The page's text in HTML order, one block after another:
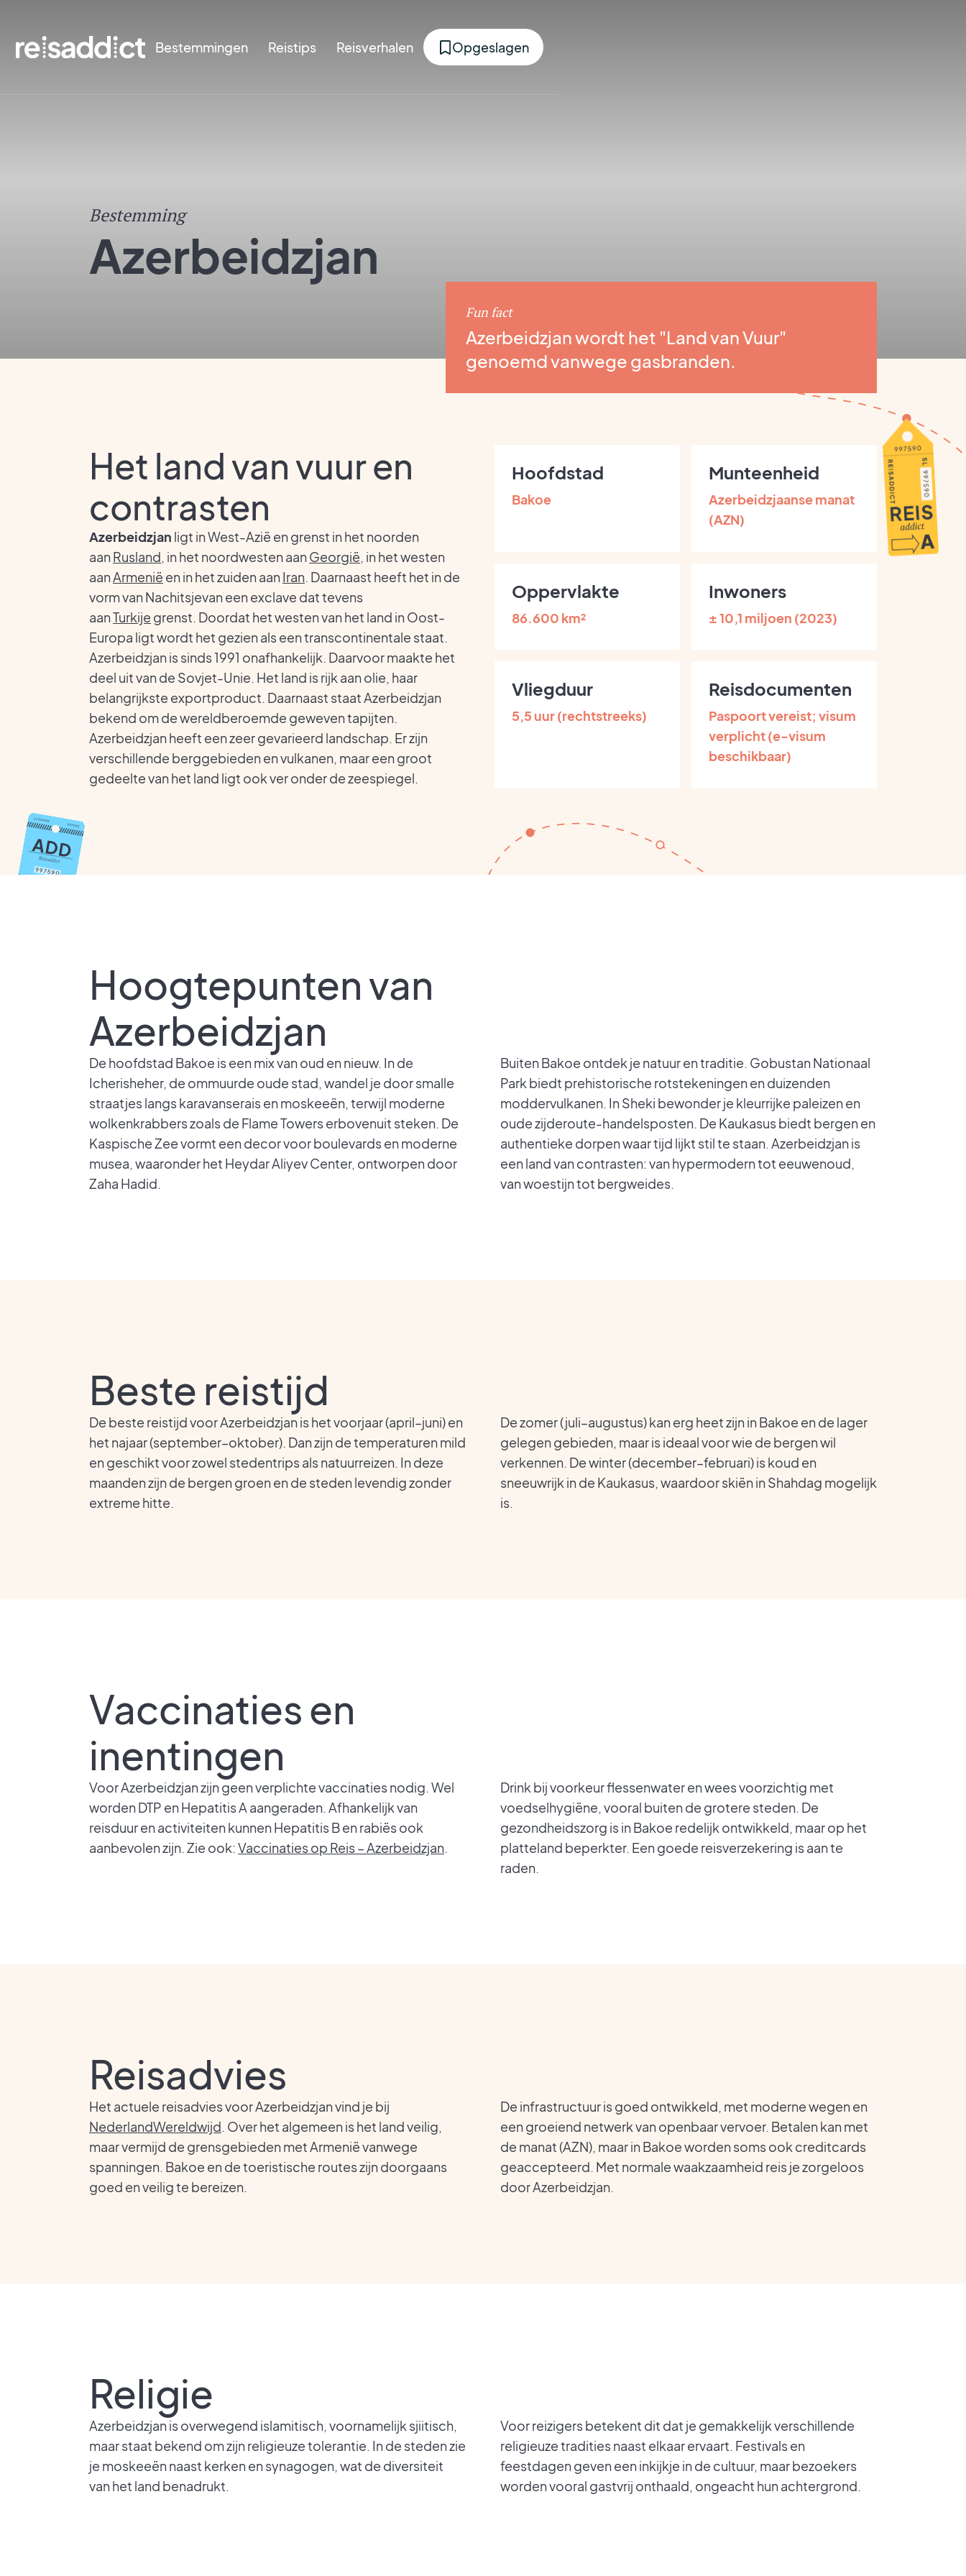
Bestemmingen Reistips Reisverhalen Opgeslagen
Bestemming
Azerbeidzjan
Fun fact
Azerbeidzjan wordt het "Land van Vuur"
genoemd vanwege gasbranden.
Het land van vuur en
contrasten
Azerbeidzjan ligt in West-Azië en grenst in het noorden
aanRusland, in het noordwesten aanGeorgië, in het westen
aanArmenië en in het zuiden aanIran. Daarnaast heeft het in de
vorm van Nachitsjevan een exclave dat tevens
aanTurkije grenst. Doordat het westen van het land in Oost-
Europa ligt wordt het gezien als een transcontinentale staat.
Azerbeidzjan is sinds 1991 onafhankelijk. Daarvoor maakte het
deel uit van de Sovjet-Unie. Het land is rijk aan olie, haar
belangrijkste exportproduct. Daarnaast staat Azerbeidzjan
bekend om de wereldberoemde geweven tapijten.
Azerbeidzjan heeft een zeer gevarieerd landschap. Er zijn
verschillende berggebieden en vulkanen, maar een groot
gedeelte van het land ligt ook ver onder de zeespiegel.
Hoofdstad
Bakoe
Munteenheid
Azerbeidzjaanse manat
(AZN)
Oppervlakte
86.600 km²
Inwoners
± 10,1 miljoen (2023)
Vliegduur
5,5 uur (rechtstreeks)
Reisdocumenten
Paspoort vereist; visum
verplicht (e-visum
beschikbaar)
Hoogtepunten van
Azerbeidzjan
De hoofdstad Bakoe is een mix van oud en nieuw. In de
Icherisheher, de ommuurde oude stad, wandel je door smalle
straatjes langs karavanserais en moskeeën, terwijl moderne
wolkenkrabbers zoals de Flame Towers erbovenuit steken. De
Kaspische Zee vormt een decor voor boulevards en moderne
musea, waaronder het Heydar Aliyev Center, ontworpen door
Zaha Hadid.
Buiten Bakoe ontdek je natuur en traditie. Gobustan Nationaal
Park biedt prehistorische rotstekeningen en duizenden
moddervulkanen. In Sheki bewonder je kleurrijke paleizen en
oude zijderoute-handelsposten. De Kaukasus biedt bergen en
authentieke dorpen waar tijd lijkt stil te staan. Azerbeidzjan is
een land van contrasten: van hypermodern tot eeuwenoud,
van woestijn tot bergweides.
Beste reistijd
De beste reistijd voor Azerbeidzjan is het voorjaar (april–juni) en
het najaar (september–oktober). Dan zijn de temperaturen mild
en geschikt voor zowel stedentrips als natuurreizen. In deze
maanden zijn de bergen groen en de steden levendig zonder
extreme hitte.
De zomer (juli–augustus) kan erg heet zijn in Bakoe en de lager
gelegen gebieden, maar is ideaal voor wie de bergen wil
verkennen. De winter (december–februari) is koud en
sneeuwrijk in de Kaukasus, waardoor skiën in Shahdag mogelijk
is.
Vaccinaties en
inentingen
Voor Azerbeidzjan zijn geen verplichte vaccinaties nodig. Wel
worden DTP en Hepatitis A aangeraden. Afhankelijk van
reisduur en activiteiten kunnen Hepatitis B en rabiës ook
aanbevolen zijn. Zie ook:Vaccinaties op Reis – Azerbeidzjan.
Drink bij voorkeur flessenwater en wees voorzichtig met
voedselhygiëne, vooral buiten de grotere steden. De
gezondheidszorg is in Bakoe redelijk ontwikkeld, maar op het
platteland beperkter. Een goede reisverzekering is aan te
raden.
Reisadvies
Het actuele reisadvies voor Azerbeidzjan vind je bij
NederlandWereldwijd. Over het algemeen is het land veilig,
maar vermijd de grensgebieden met Armenië vanwege
spanningen. Bakoe en de toeristische routes zijn doorgaans
goed en veilig te bereizen.
De infrastructuur is goed ontwikkeld, met moderne wegen en
een groeiend netwerk van openbaar vervoer. Betalen kan met
de manat (AZN), maar in Bakoe worden soms ook creditcards
geaccepteerd. Met normale waakzaamheid reis je zorgeloos
door Azerbeidzjan.
Religie
Azerbeidzjan is overwegend islamitisch, voornamelijk sjiitisch,
maar staat bekend om zijn religieuze tolerantie. In de steden zie
je moskeeën naast kerken en synagogen, wat de diversiteit
van het land benadrukt.
Voor reizigers betekent dit dat je gemakkelijk verschillende
religieuze tradities naast elkaar ervaart. Festivals en
feestdagen geven een inkijkje in de cultuur, maar bezoekers
worden vooral gastvrij onthaald, ongeacht hun achtergrond.